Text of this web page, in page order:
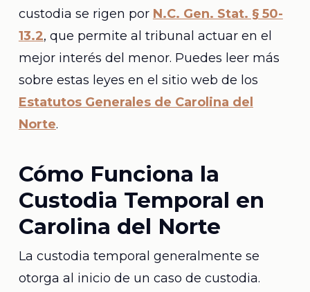
custodia se rigen por N.C. Gen. Stat. § 50-
13.2, que permite al tribunal actuar en el
mejor interés del menor. Puedes leer más
sobre estas leyes en el sitio web de los
Estatutos Generales de Carolina del
Norte.
Cómo Funciona la
Custodia Temporal en
Carolina del Norte
La custodia temporal generalmente se
otorga al inicio de un caso de custodia.